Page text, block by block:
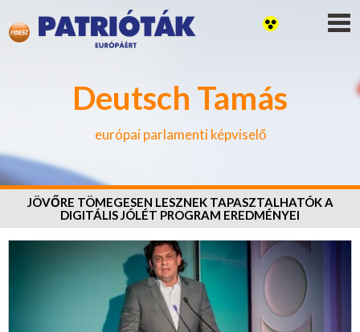
Deutsch Tamás
európai parlamenti képviselő
JÖVŐRE TÖMEGESEN LESZNEK TAPASZTALHATÓK A
DIGITÁLIS JÓLÉT PROGRAM EREDMÉNYEI